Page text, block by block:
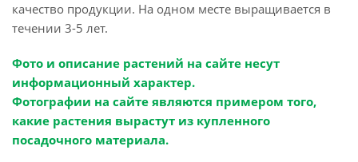
качество продукции. На одном месте выращивается в
течении 3-5 лет.
Фото и описание растений на сайте несут
информационный характер.
Фотографии на сайте являются примером того,
какие растения вырастут из купленного
посадочного материала.